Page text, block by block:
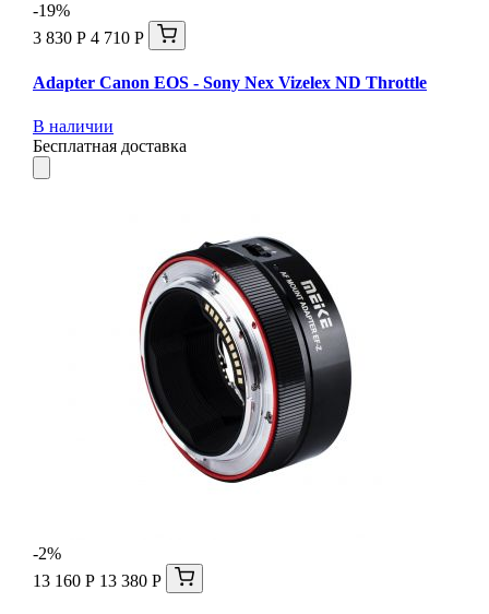
-19%
3 830 Р 4 710 Р
Adapter Canon EOS - Sony Nex Vizelex ND Throttle
В наличии
Бесплатная доставка
-2%
13 160 Р 13 380 Р